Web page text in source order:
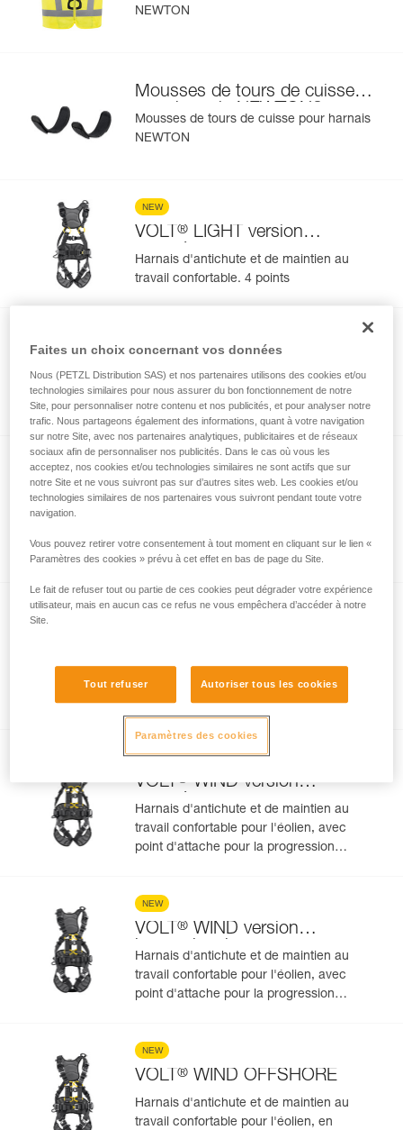
NEWTON
Mousses de tours de cuisse
pour harnais NEWTON
Mousses de tours de cuisse pour harnais
NEWTON
NEW
VOLT ® LIGHT version
européenne
Harnais d'antichute et de maintien au
travail confortable. 4 points
®
internationale
Harnais d'antichute et de maintien au
travail confortable. 4 points
NEW
VOLT ®version européenne
pour la progression verticale sur rail ou
NEW
Harnais d'antichute et de maintien au
travail confortable, avec point d'attache
pour la progression verticale sur rail ou
sur câble. 5 points
NEW
VOLT ®
WIND version
européenne
Harnais d'antichute et de maintien au
travail confortable pour l'éolien, avec
point d'attache pour la progression
NEW
VOLT ® WIND version
internationale
Harnais d'antichute et de maintien au
travail confortable pour l'éolien, avec
point d'attache pour la progression
NEW
VOLT ® WIND OFFSHORE
Harnais d'antichute et de maintien au
travail confortable pour l'éolien, en
Faites un choix concernant vos données
Nous (PETZL Distribution SAS) et nos partenaires utilisons des cookies et/ou
technologies similaires pour nous assurer du bon fonctionnement de notre
Site, pour personnaliser notre contenu et nos publicités, et pour analyser notre
trafic. Nous partageons également des informations, quant à votre navigation
sur notre Site, avec nos partenaires analytiques, publicitaires et de réseaux
sociaux afin de personnaliser nos publicités. Dans le cas où vous les
acceptez, nos cookies et/ou technologies similaires ne sont actifs que sur
notre Site et ne vous suivront pas sur d’autres sites web. Les cookies et/ou
technologies similaires de nos partenaires vous suivront pendant toute votre
navigation.
Vous pouvez retirer votre consentement à tout moment en cliquant sur le lien «
Paramètres des cookies » prévu à cet effet en bas de page du Site.
Le fait de refuser tout ou partie de ces cookies peut dégrader votre expérience
utilisateur, mais en aucun cas ce refus ne vous empêchera d’accéder à notre
Site.
Tout refuser Autoriser tous les cookies
Paramètres des cookies